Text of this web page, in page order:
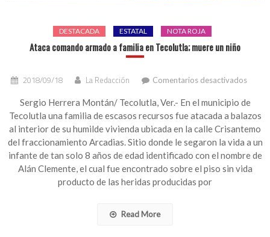
DESTACADA ESTATAL NOTA ROJA
Ataca comando armado a familia en Tecolutla; muere un niño
2018/09/18 La Redacción Comentarios desactivados
familia
en
muere
Sergio Herrera Montán/ Tecolutla, Ver.- En el municipio de
Tecolutla una familia de escasos recursos fue atacada a balazos
al interior de su humilde vivienda ubicada en la calle Crisantemo
del fraccionamiento Arcadias. Sitio donde le segaron la vida a un
infante de tan solo 8 años de edad identificado con el nombre de
Alán Clemente, el cual fue encontrado sobre el piso sin vida
producto de las heridas producidas por
Read More